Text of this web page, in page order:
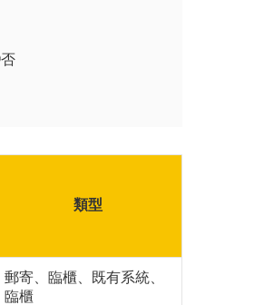
否
類型
郵寄、臨櫃、既有系統、
臨櫃